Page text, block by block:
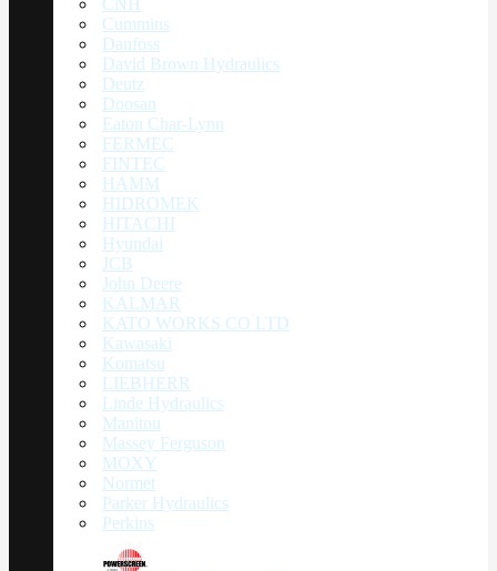
Cummins
Danfoss
David Brown Hydraulics
Deutz
Doosan
Eaton Char-Lynn
FERMEC
FINTEC
HAMM
HIDROMEK
HITACHI
Hyundai
JCB
John Deere
KALMAR
KATO WORKS CO LTD
Kawasaki
Komatsu
LIEBHERR
Linde Hydraulics
Manitou
Massey Ferguson
MOXY
Normet
Parker Hydraulics
Perkins